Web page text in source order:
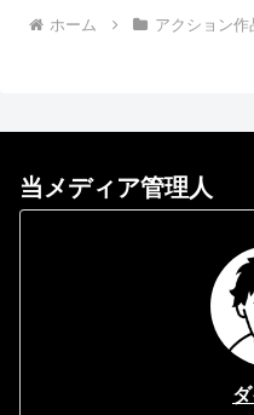
ホーム アクション作
当メディア管理人